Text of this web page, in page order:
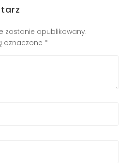
zostanie opublikowany.
oznaczone *